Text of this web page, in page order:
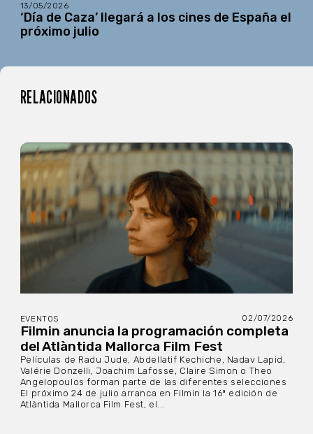
13/05/2026
‘Día de Caza’ llegará a los cines de España el
próximo julio
RELACIONADOS
EVENTOS 02/07/2026
Filmin anuncia la programación completa
del Atlàntida Mallorca Film Fest
Películas de Radu Jude, Abdellatif Kechiche, Nadav Lapid,
Valérie Donzelli, Joachim Lafosse, Claire Simon o Theo
Angelopoulos forman parte de las diferentes selecciones
El próximo 24 de julio arranca en Filmin la 16ª edición de
Atlàntida Mallorca Film Fest, el...